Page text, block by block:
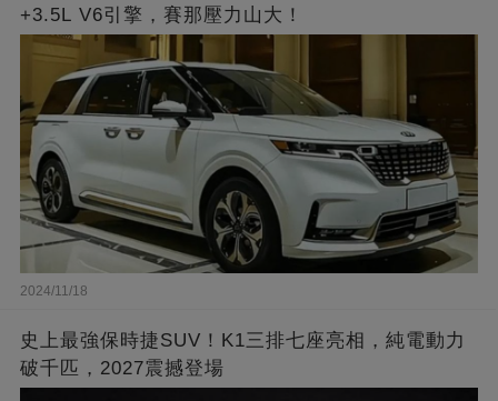
+3.5L V6引擎，賽那壓力山大！
2024/11/18
史上最強保時捷SUV！K1三排七座亮相，純電動力
破千匹，2027震撼登場